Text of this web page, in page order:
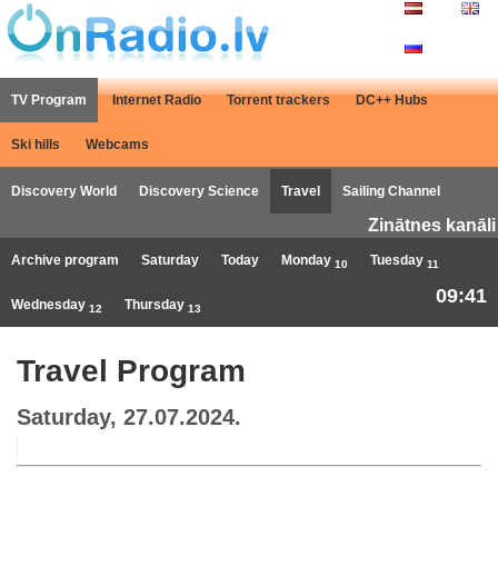
TV Program Internet Radio Torrent trackers DC++ Hubs
Ski hills Webcams
Discovery World Discovery Science Travel Sailing Channel
Zinātnes kanāli
Archive program Saturday Today Monday 10 Tuesday 11
Wednesday 12 Thursday 13
09:41
Travel Program
Saturday, 27.07.2024.